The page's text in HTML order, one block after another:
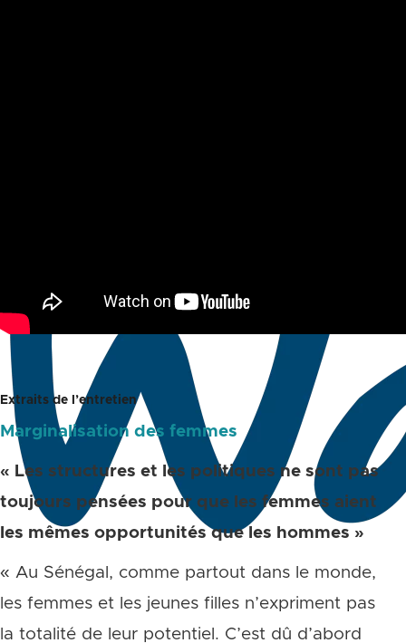
Extraits de l’entretien
Marginalisation des femmes
« Les structures et les politiques ne sont pas
toujours pensées pour que les femmes aient
les mêmes opportunités que les hommes »
« Au Sénégal, comme partout dans le monde,
les femmes et les jeunes filles n’expriment pas
la totalité de leur potentiel. C’est dû d’abord